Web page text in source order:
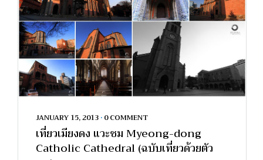
JANUARY 15, 2013 • 0 COMMENT
เที่ยวเมียงดง แวะชม Myeong-dong
Catholic Cathedral (ฉบับเที่ยวด้วยตัว